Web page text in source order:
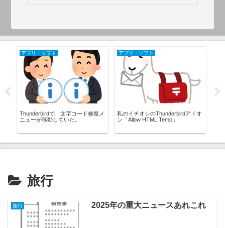
アプリ・ソフト
Thunderbirdで、文字コード修復メ
ニューが移動していた。
アプリ・ソフト
私のイチオシのThunderbirdアドオ
ン「Allow HTML Temp」
旅行
旅行 2025年の重大ニュースあれこれ